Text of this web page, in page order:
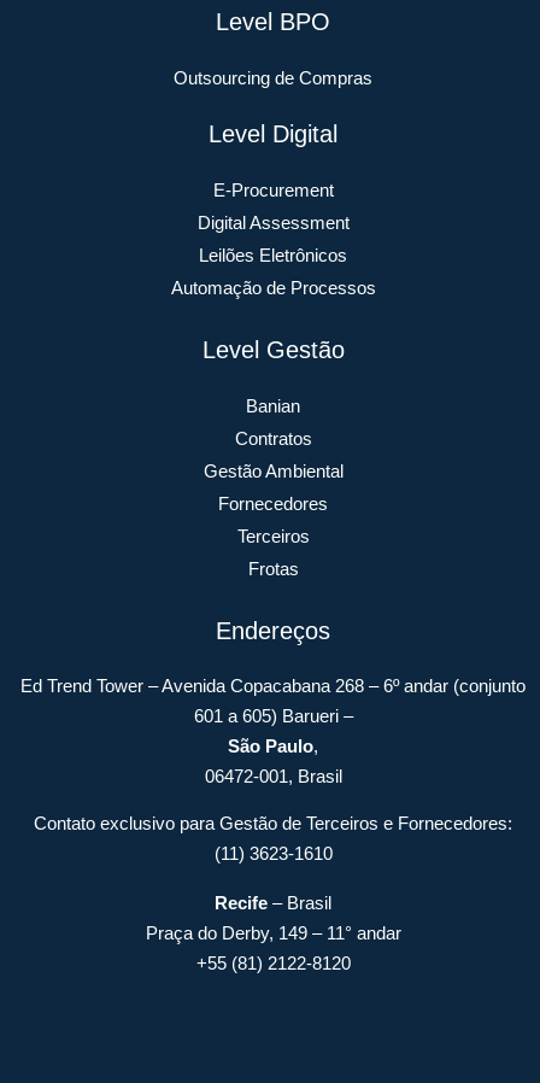
Level BPO
Outsourcing de Compras
Level Digital
E-Procurement
Digital Assessment
Leilões Eletrônicos
Automação de Processos
Level Gestão
Banian
Contratos
Gestão Ambiental
Fornecedores
Terceiros
Frotas
Endereços
Ed Trend Tower – Avenida Copacabana 268 – 6º andar (conjunto
601 a 605) Barueri –
São Paulo,
06472-001, Brasil
Contato exclusivo para Gestão de Terceiros e Fornecedores:
(11) 3623-1610
Recife – Brasil
Praça do Derby, 149 – 11° andar
+55 (81) 2122-8120